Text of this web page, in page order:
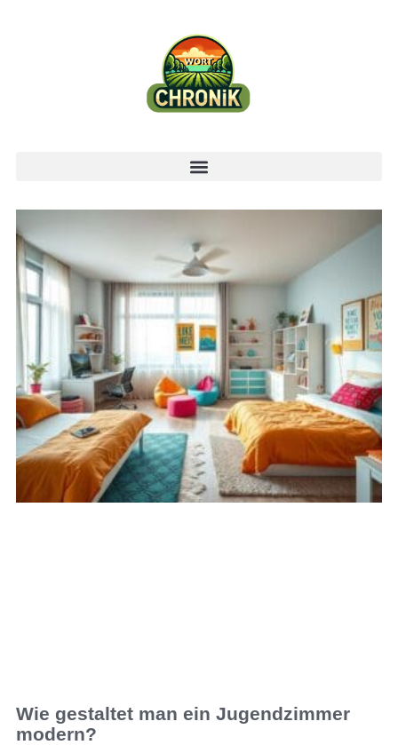
Wie gestaltet man ein Jugendzimmer
modern?